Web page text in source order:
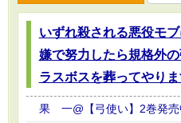
いずれ殺される悪役モ
嫌で努力したら規格外
ラスボスを葬ってやりま
果 一@【弓使い】2巻発売